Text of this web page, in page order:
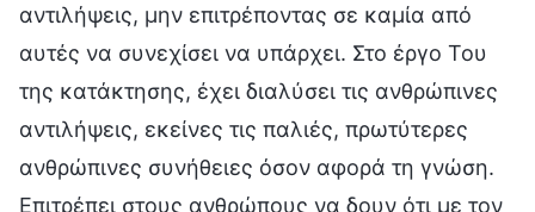
αντιλήψεις, μην επιτρέποντας σε καμία από
αυτές να συνεχίσει να υπάρχει. Στο έργο Του
της κατάκτησης, έχει διαλύσει τις ανθρώπινες
αντιλήψεις, εκείνες τις παλιές, πρωτύτερες
ανθρώπινες συνήθειες όσον αφορά τη γνώση.
Επιτρέπει στους ανθρώπους να δουν ότι με τον